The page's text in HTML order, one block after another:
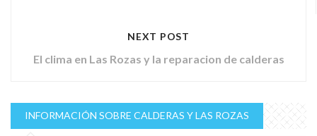
NEXT POST
El clima en Las Rozas y la reparacion de calderas
INFORMACIÓN SOBRE CALDERAS Y LAS ROZAS